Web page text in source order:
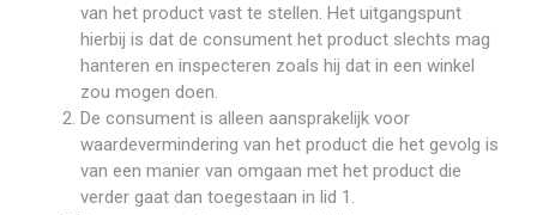
van het product vast te stellen. Het uitgangspunt
hierbij is dat de consument het product slechts mag
hanteren en inspecteren zoals hij dat in een winkel
zou mogen doen.
De consument is alleen aansprakelijk voor
waardevermindering van het product die het gevolg is
van een manier van omgaan met het product die
verder gaat dan toegestaan in lid 1.